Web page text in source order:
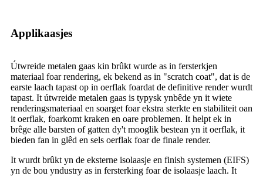
Applikaasjes
Útwreide metalen gaas kin brûkt wurde as in fersterkjen
materiaal foar rendering, ek bekend as in "scratch coat", dat is de
earste laach tapast op in oerflak foardat de definitive render wurdt
tapast. It útwreide metalen gaas is typysk ynbêde yn it wiete
renderingsmateriaal en soarget foar ekstra sterkte en stabiliteit oan
it oerflak, foarkomt kraken en oare problemen. It helpt ek in
brêge alle barsten of gatten dy't mooglik bestean yn it oerflak, it
bieden fan in glêd en sels oerflak foar de finale render.
It wurdt brûkt yn de eksterne isolaasje en finish systemen (EIFS)
yn de bou yndustry as in fersterking foar de isolaasje laach. It